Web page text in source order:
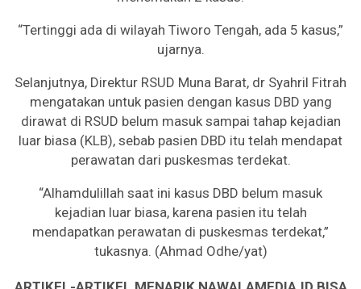
“Tertinggi ada di wilayah Tiworo Tengah, ada 5 kasus,”
ujarnya.
Selanjutnya, Direktur RSUD Muna Barat, dr Syahril Fitrah
mengatakan untuk pasien dengan kasus DBD yang
dirawat di RSUD belum masuk sampai tahap kejadian
luar biasa (KLB), sebab pasien DBD itu telah mendapat
perawatan dari puskesmas terdekat.
“Alhamdulillah saat ini kasus DBD belum masuk
kejadian luar biasa, karena pasien itu telah
mendapatkan perawatan di puskesmas terdekat,”
tukasnya. (Ahmad Odhe/yat)